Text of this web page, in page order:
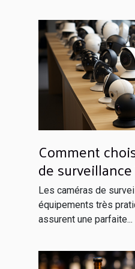
Comment
de surveillance
Les caméras de
équipements très
assurent une parfaite...